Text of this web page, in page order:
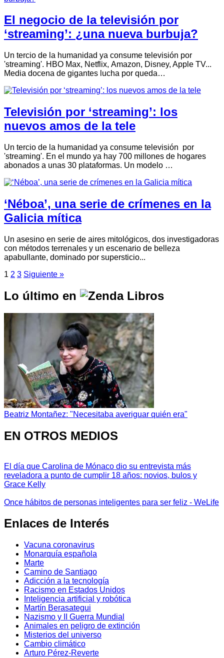
El negocio de la televisión por
‘streaming’: ¿una nueva burbuja?
Un tercio de la humanidad ya consume televisión por
'streaming'. HBO Max, Netflix, Amazon, Disney, Apple TV...
Media docena de gigantes lucha por queda…
Televisión por ‘streaming’: los
nuevos amos de la tele
Un tercio de la humanidad ya consume televisión por
'streaming'. En el mundo ya hay 700 millones de hogares
abonados a unas 30 plataformas. Un modelo …
‘Néboa’, una serie de crímenes en la
Galicia mítica
Un asesino en serie de aires mitológicos, dos investigadoras
con métodos terrenales y un escenario de belleza
apabullante, dominado por supersticio...
1 2 3 Siguiente »
Lo último en
Beatriz Montañez: "Necesitaba averiguar quién era"
EN OTROS MEDIOS
El día que Carolina de Mónaco dio su entrevista más
reveladora a punto de cumplir 18 años: novios, bulos y
Grace Kelly
Once hábitos de personas inteligentes para ser feliz - WeLife
Enlaces de Interés
Vacuna coronavirus
Monarquía española
Marte
Camino de Santiago
Adicción a la tecnología
Racismo en Estados Unidos
Inteligencia artificial y robótica
Martín Berasategui
Nazismo y II Guerra Mundial
Animales en peligro de extinción
Misterios del universo
Cambio climático
Arturo Pérez-Reverte